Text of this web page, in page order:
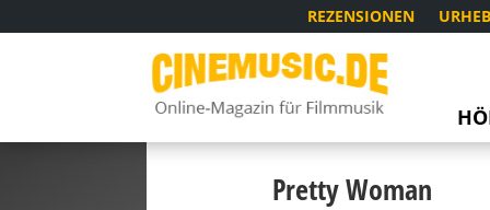
REZENSIONEN
Pretty Woman